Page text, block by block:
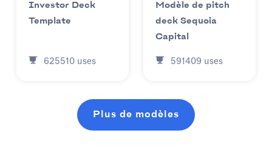
Investor Deck
Template
625510 uses
Modèle de pitch
deck Sequoia
Capital
591409 uses
Plus de modèles